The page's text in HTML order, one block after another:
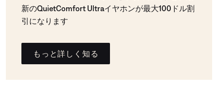
新のQuietComfort Ultraイヤホンが最大100ドル割
引になります
もっと詳しく知る